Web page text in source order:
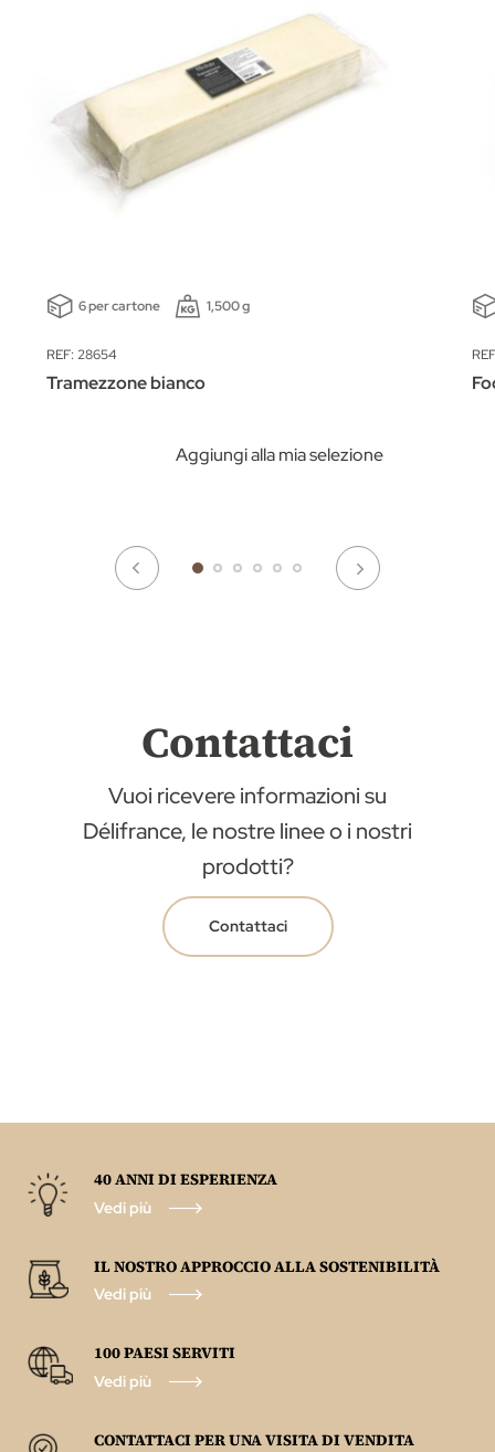
6 per cartone 1,500 g
REF: 28654
Tramezzone bianco
Aggiungi alla mia selezione
Contattaci
Vuoi ricevere informazioni su
Délifrance, le nostre linee o i nostri
prodotti?
Contattaci
40 ANNI DI ESPERIENZA
Vedi più
IL NOSTRO APPROCCIO ALLA SOSTENIBILITÀ
Vedi più
100 PAESI SERVITI
Vedi più
CONTATTACI PER UNA VISITA DI VENDITA